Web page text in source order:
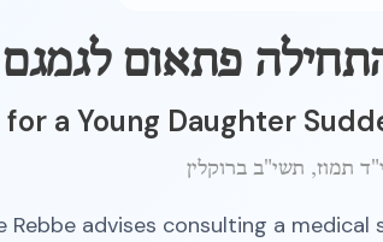
פתאום לגמגם
a Young Daughter
Rebbe advises consulting a